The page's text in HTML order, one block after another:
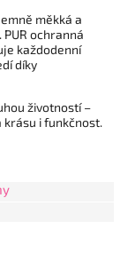
měkká a
ochranná
každodenní
díky
životností –
krásu i funkčnost.